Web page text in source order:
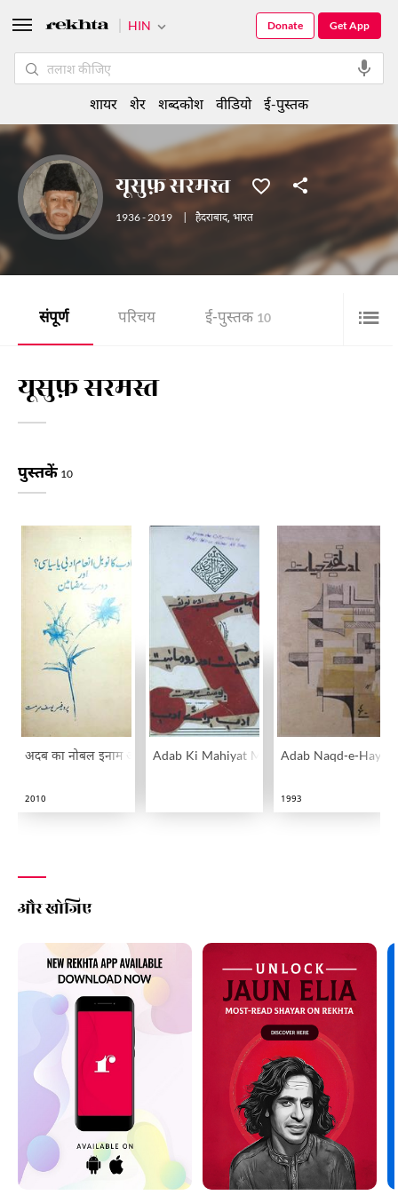
यूसुफ़ सरमस्त
1936 - 2019 हैदराबाद, भारत
संपूर्ण परिचय ई-पुस्तक 10
यूसुफ़ सरमस्त
पुस्तकें 10
अदब का नोबल इनाम अदबी या सियासी? और दूसरे मज़ामीन
2010
Adab Ki Mahiyat Mansab Aur Tareef
Adab Naqd-e-Hayat
1993
और खोजिए
HIN Get App
Donate
शायर शेर शब्दकोश वीडियो ई-पुस्तक